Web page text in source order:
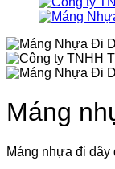
Máng
Máng nhựa đi dây